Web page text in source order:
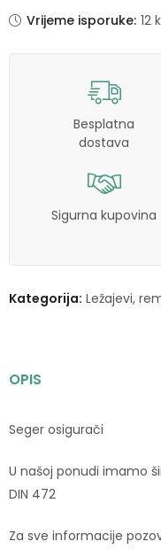
Vrijeme isporuke: 12
Besplatna
dostava
Sigurna kupovina
Kategorija: Ležajevi,
OPIS
Seger osigurači
U našoj ponudi imamo
DIN 472
Za sve informacije